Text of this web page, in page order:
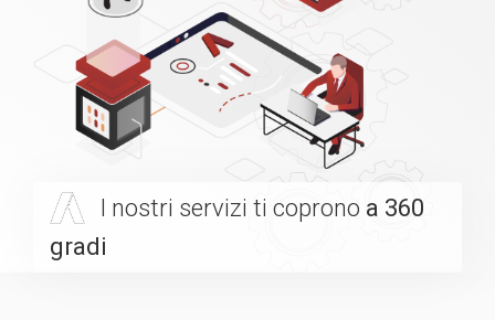
I nostri servizi ti coprono a 360
gradi